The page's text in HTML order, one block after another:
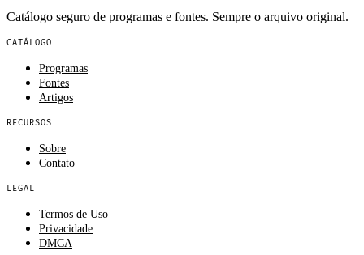
Catálogo seguro de programas e fontes. Sempre o arquivo original.
CATÁLOGO
Programas
Fontes
Artigos
RECURSOS
Sobre
Contato
LEGAL
Termos de Uso
Privacidade
DMCA